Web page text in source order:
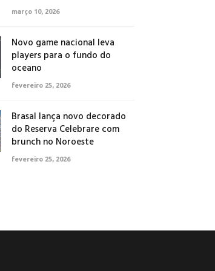
março 10, 2026
Novo game nacional leva
players para o fundo do
oceano
fevereiro 25, 2026
Brasal lança novo decorado
do Reserva Celebrare com
brunch no Noroeste
fevereiro 25, 2026